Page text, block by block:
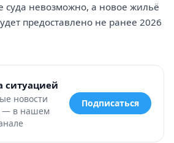
суда невозможно, а новое жильё
предоставлено не ранее 2026
ситуацией
новости
— в нашем
Подписаться